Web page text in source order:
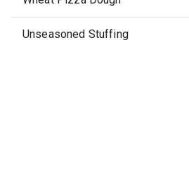
Unseasoned Stuffing